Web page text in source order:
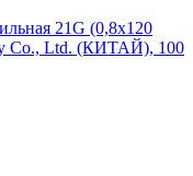
21G (0,8х120
Co., Ltd. (КИТАЙ), 100